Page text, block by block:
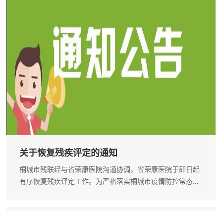
关于恢复残疾评定的通知
桐城市残联经与省荣康医院沟通协调，省荣康医院于即日起
有序恢复残疾评定工作。为严格落实桐城市疫情防控常态化